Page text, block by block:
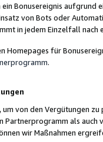
Bonusereignis aufgrund
von Bots oder
in jedem Einzelfall
Homepages für
.
von den Vergütungen
Partnerprogramm als
wir Maßnahmen